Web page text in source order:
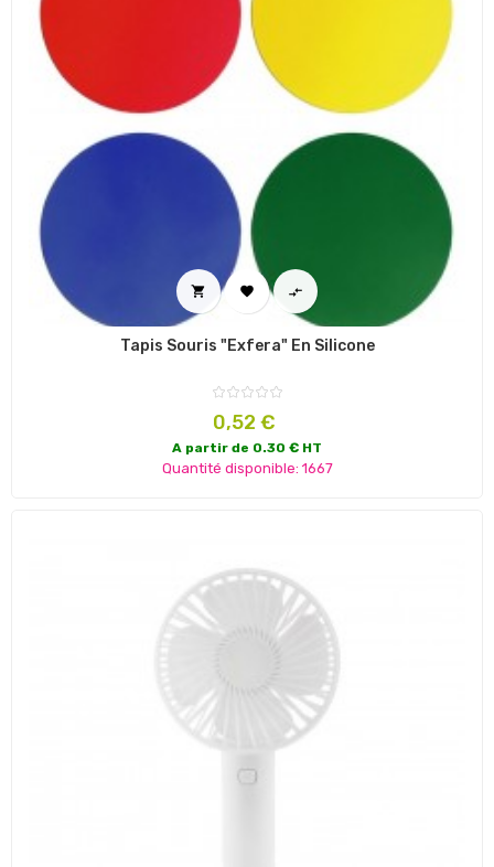
  
Tapis Souris "Exfera" En Silicone
Prix
0,52 €
A partir de 0.30 € HT
Quantité disponible: 1667